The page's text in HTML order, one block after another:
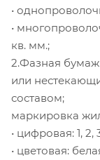
•
•
кв. мм.;
2.Фазная
или
составом;
маркировка
• цифровая: 1, 2,
• цветовая: